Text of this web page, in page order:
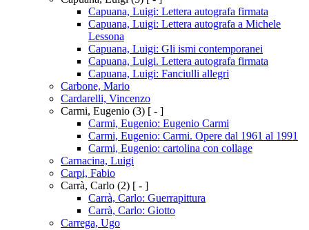
Capuana, Luigi: Lettera autografa firmata
Capuana, Luigi: Lettera autografa a Michele
Lessona
Capuana, Luigi: Gli ismi contemporanei
Capuana, Luigi. Lettera autografa firmata
Capuana, Luigi: Fanciulli allegri
Carbone, Mario
Cardarelli, Vincenzo
Carmi, Eugenio (3) [ - ]
Carmi, Eugenio: Eugenio Carmi
Carmi, Eugenio: Carmi. Opere dal 1961 al 1991
Carmi, Eugenio: cartolina con collage
Carnacina, Luigi
Carpi, Fabio
Carrà, Carlo (2) [ - ]
Carrà, Carlo: Guerrapittura
Carrà, Carlo: Giotto
Carrega, Ugo